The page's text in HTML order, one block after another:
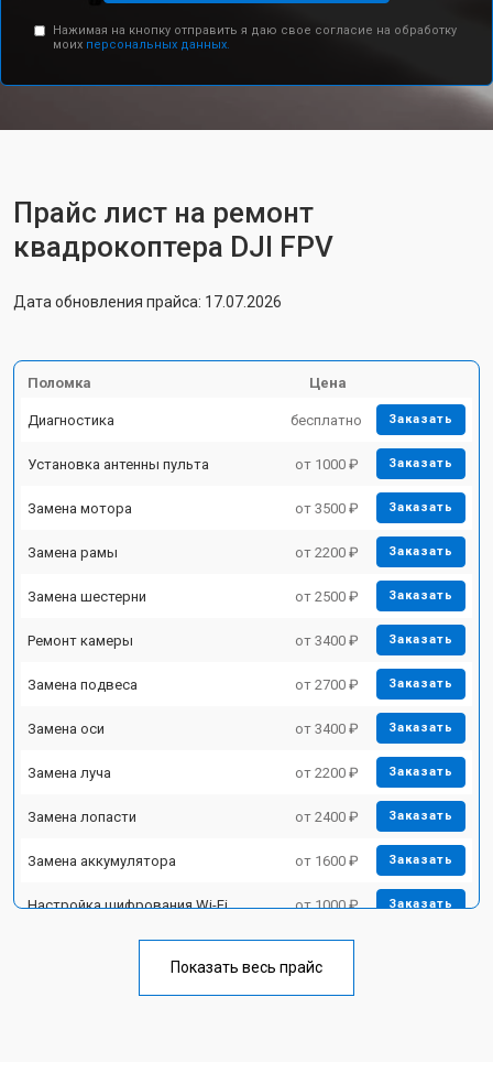
Нажимая на кнопку отправить я даю свое согласие на обработку
моих персональных данных.
Прайс лист на ремонт
квадрокоптера DJI FPV
Дата обновления прайса: 17.07.2026
Поломка Цена
Диагностика бесплатно Заказать
Установка антенны пульта от 1000 ₽ Заказать
Замена мотора от 3500 ₽ Заказать
Замена рамы от 2200 ₽ Заказать
Замена шестерни от 2500 ₽ Заказать
Ремонт камеры от 3400 ₽ Заказать
Замена подвеса от 2700 ₽ Заказать
Замена оси от 3400 ₽ Заказать
Замена луча от 2200 ₽ Заказать
Замена лопасти от 2400 ₽ Заказать
Замена аккумулятора от 1600 ₽ Заказать
Настройка шифрования Wi-Fi от 1000 ₽ Заказать
Замена материнской платы от 2800 ₽
Показать весь прайс